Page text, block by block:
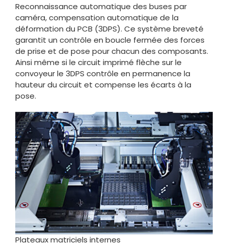
Reconnaissance automatique des buses par
caméra, compensation automatique de la
déformation du PCB (3DPS). Ce système breveté
garantit un contrôle en boucle fermée des forces
de prise et de pose pour chacun des composants.
Ainsi même si le circuit imprimé flèche sur le
convoyeur le 3DPS contrôle en permanence la
hauteur du circuit et compense les écarts à la
pose.
Plateaux matriciels internes